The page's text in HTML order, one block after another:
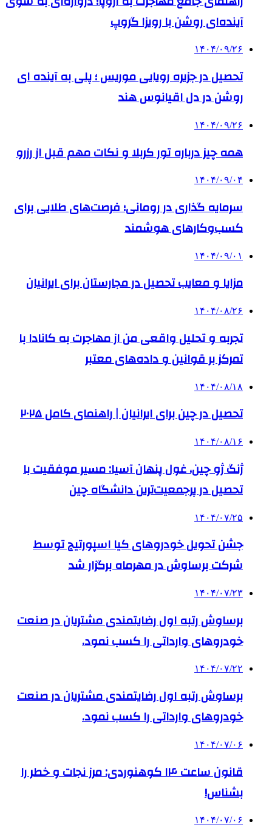
آینده‌ای روشن با رویزا گروپ
۱۴۰۴/۰۹/۲۶
تحصیل در جزیره رویایی موریس ؛ پلی به آینده ‌ای
روشن در دل اقیانوس ‌هند
۱۴۰۴/۰۹/۲۶
همه چیز درباره تور کربلا و نکات مهم قبل از رزرو
۱۴۰۴/۰۹/۰۴
سرمایه گذاری در رومانی؛ فرصت‌های طلایی برای
کسب‌وکارهای هوشمند
۱۴۰۴/۰۹/۰۱
مزایا و معایب تحصیل در مجارستان برای ایرانیان
۱۴۰۴/۰۸/۲۶
تجربه و تحلیل واقعی من از مهاجرت به کانادا با
تمرکز بر قوانین و داده‌های معتبر
۱۴۰۴/۰۸/۱۸
تحصیل در چین برای ایرانیان | راهنمای کامل ۲۰۲۵
۱۴۰۴/۰۸/۱۶
ژنگ ژو چین، غول پنهان آسیا: مسیر موفقیت با
تحصیل در پرجمعیت‌ترین دانشگاه چین
۱۴۰۴/۰۷/۲۵
جشن تحویل خودروهای کیا اسپورتیج توسط
شرکت برساوش در مهرماه برگزار شد
۱۴۰۴/۰۷/۲۳
برساوش رتبه اول رضایتمندی مشتریان در صنعت
خودروهای وارداتی را کسب نمود.
۱۴۰۴/۰۷/۲۲
برساوش رتبه اول رضایتمندی مشتریان در صنعت
خودروهای وارداتی را کسب نمود.
۱۴۰۴/۰۷/۰۶
قانون ساعت ۱۴ کوهنوردی: مرز نجات و خطر را
بشناس!
۱۴۰۴/۰۷/۰۶